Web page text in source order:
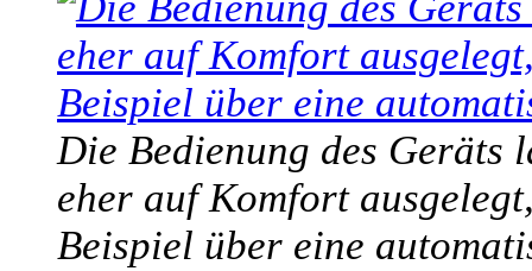
Die Bedienung des Geräts
eher auf Komfort
Beispiel über eine